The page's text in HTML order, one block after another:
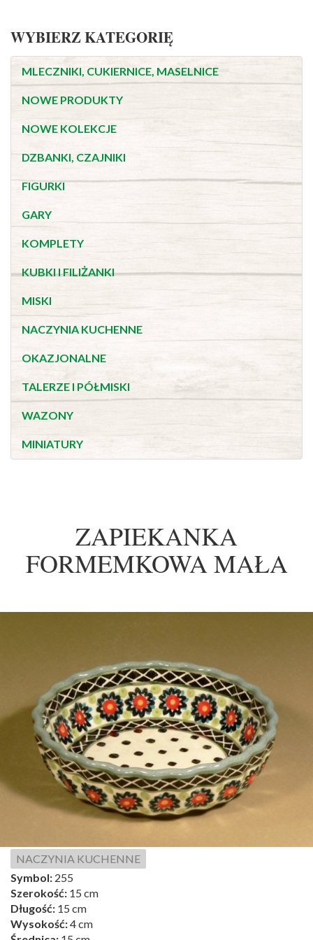
WYBIERZ KATEGORIĘ
MLECZNIKI, CUKIERNICE, MASELNICE
NOWE PRODUKTY
NOWE KOLEKCJE
DZBANKI, CZAJNIKI
FIGURKI
GARY
KOMPLETY
KUBKI I FILIŻANKI
MISKI
NACZYNIA KUCHENNE
OKAZJONALNE
TALERZE I PÓŁMISKI
WAZONY
MINIATURY
ZAPIEKANKA
FORMEMKOWA MAŁA
NACZYNIA KUCHENNE
Symbol: 255
Szerokość: 15 cm
Długość: 15 cm
Wysokość:4 cm